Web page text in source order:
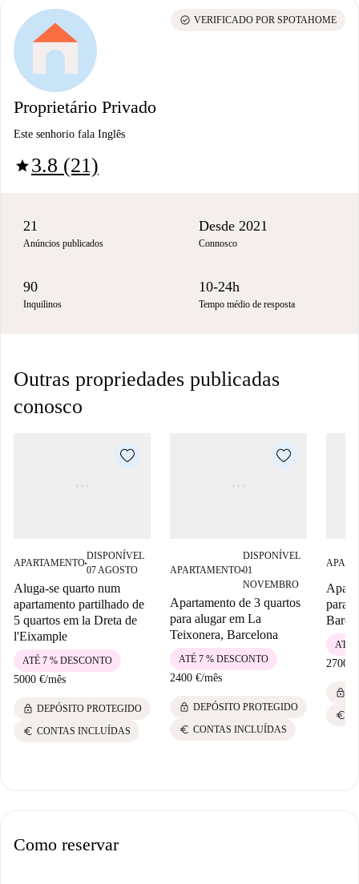
Proprietário Privado
Este senhorio fala Inglês
star3.8 (21)
check_circle VERIFICADO POR SPOTAHOME
21
Anúncios publicados
Desde 2021
Connosco
90
Inquilinos
10-24h
Tempo médio de resposta
Outras propriedades publicadas
conosco
APARTAMENTO■
DISPONÍVEL
07 AGOSTO
Aluga-se quarto num
apartamento partilhado de
5 quartos em la Dreta de
l'Eixample
5000 €/mês
ATÉ 7 % DESCONTO
lock DEPÓSITO PROTEGIDO
euro CONTAS INCLUÍDAS
APARTAMENTO■
DISPONÍVEL
01
NOVEMBRO
Apartamento de 3 quartos
para alugar em La
Teixonera, Barcelona
2400 €/mês
ATÉ 7 % DESCONTO
lock DEPÓSITO PROTEGIDO
euro CONTAS INCLUÍDAS
para
2700 €
ATÉ
lock
euro
Como reservar